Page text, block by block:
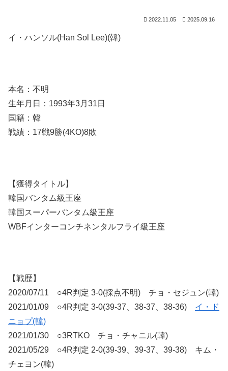
2022.11.05 2025.09.16
イ・ハンソル(Han Sol Lee)(韓)
本名：不明
生年月日：1993年3月31日
国籍：韓
戦績：17戦9勝(4KO)8敗
【獲得タイトル】
韓国バンタム級王座
韓国スーパーバンタム級王座
WBFインターコンチネンタルフライ級王座
【戦歴】
2020/07/11 ○4R判定 3-0(採点不明) チョ・セジュン(韓)
2021/01/09 ○4R判定 3-0(39-37、38-37、38-36) イ・ド
ニョプ(韓)
2021/01/30 ○3RTKO チョ・チャニル(韓)
2021/05/29 ○4R判定 2-0(39-39、39-37、39-38) キム・
チェヨン(韓)